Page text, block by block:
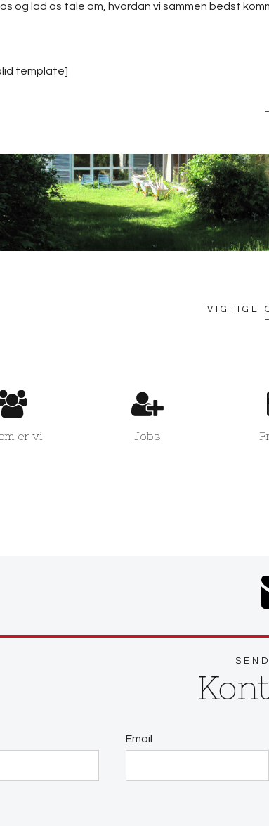
og lad os tale om, hvordan vi sammen bedst
template]
VIGTIGE
er vi Jobs
Email